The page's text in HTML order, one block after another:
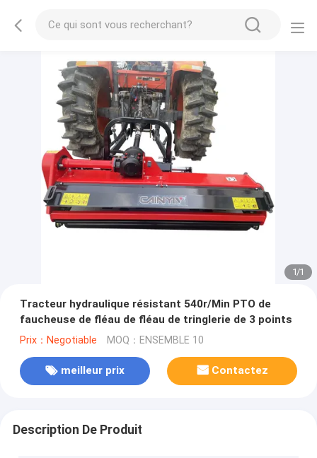
1/1
Tracteur hydraulique résistant 540r/Min PTO de
faucheuse de fléau de fléau de tringlerie de 3 points
Prix：Negotiable MOQ：ENSEMBLE 10
meilleur prix Contactez
Description De Produit